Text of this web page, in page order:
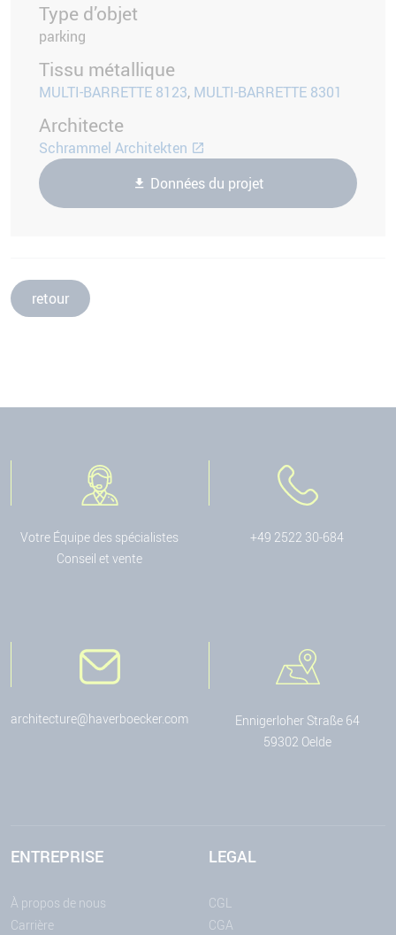
Type d’objet
parking
Tissu métallique
MULTI-BARRETTE 8123, MULTI-BARRETTE 8301
Architecte
Schrammel Architekten
Données du projet
retour
Votre Équipe des spécialistes
Conseil et vente
+49 2522 30-684
architecture@haverboecker.com
Ennigerloher Straße 64
59302 Oelde
ENTREPRISE
À propos de nous
Carrière
LEGAL
CGL
CGA